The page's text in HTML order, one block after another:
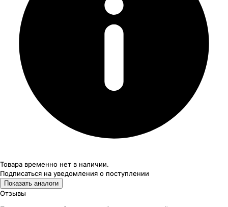
Товара временно нет в наличии.
Подписаться на уведомления о поступлении
Показать аналоги
Отзывы